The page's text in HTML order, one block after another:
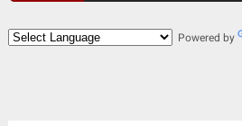
Powered by